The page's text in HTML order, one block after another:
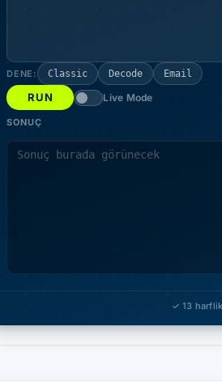
DENE: Classic Decode Email
RUN Live Mode
SONUÇ
✓ 13 harflik